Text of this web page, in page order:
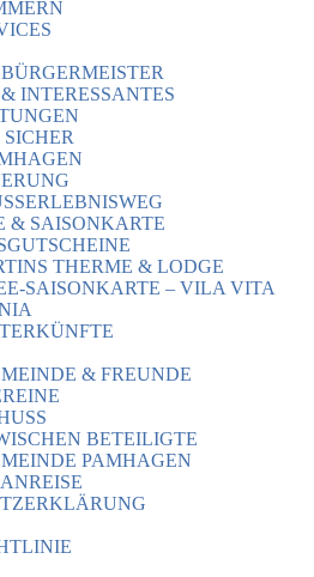
INTERESSANTES
& SAISONKARTE
THERME & LODGE
SAISONKARTE – VILA VITA
& FREUNDE
BETEILIGTE
PAMHAGEN